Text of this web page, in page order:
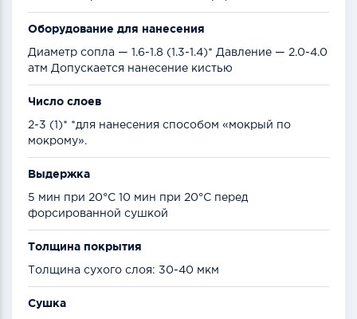
Оборудование для нанесения
Диаметр сопла — 1.6-1.8 (1.3-1.4)* Давление — 2.0-4.0
атм Допускается нанесение кистью
Число слоев
2-3 (1)* *для нанесения способом «мокрый по
мокрому».
Выдержка
5 мин при 20°С 10 мин при 20°С перед
форсированной сушкой
Толщина покрытия
Толщина сухого слоя: 30-40 мкм
Сушка